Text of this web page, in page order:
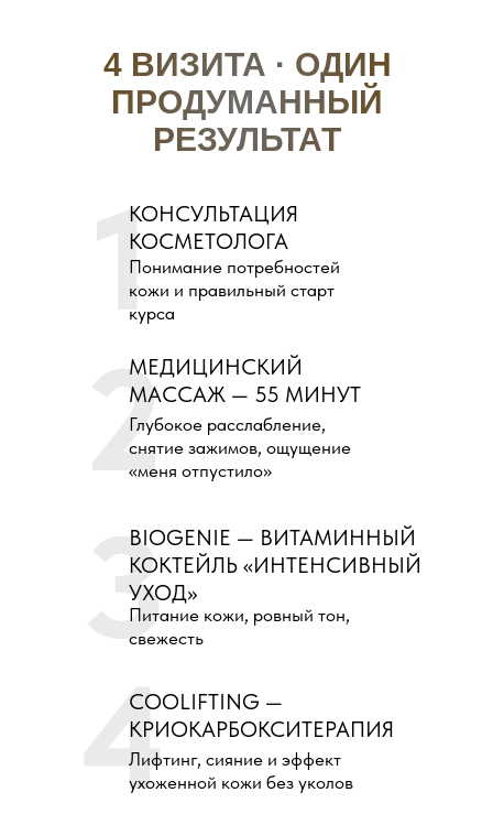
2
1
КОНСУЛЬТАЦИЯ
КОСМЕТОЛОГА
4 ВИЗИТА · ОДИН
ПРОДУМАННЫЙ
РЕЗУЛЬТАТ
BIOGENIE — ВИТАМИННЫЙ
КОКТЕЙЛЬ «ИНТЕНСИВНЫЙ
УХОД»
4
МЕДИЦИНСКИЙ
МАССАЖ — 55 МИНУТ
Понимание потребностей
кожи и правильный старт
курса
Питание кожи, ровный тон,
свежесть
Глубокое расслабление,
снятие зажимов, ощущение
«меня отпустило»
3
COOLIFTING —
КРИОКАРБОКСИТЕРАПИЯ
Лифтинг, сияние и эффект
ухоженной кожи без уколов